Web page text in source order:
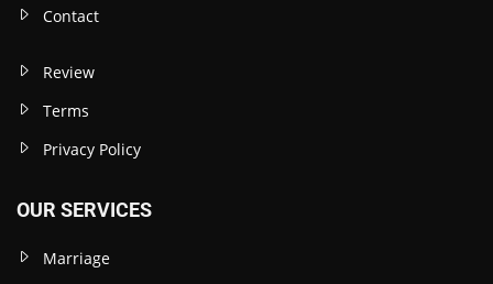
Contact
Review
Terms
Privacy Policy
OUR SERVICES
Marriage